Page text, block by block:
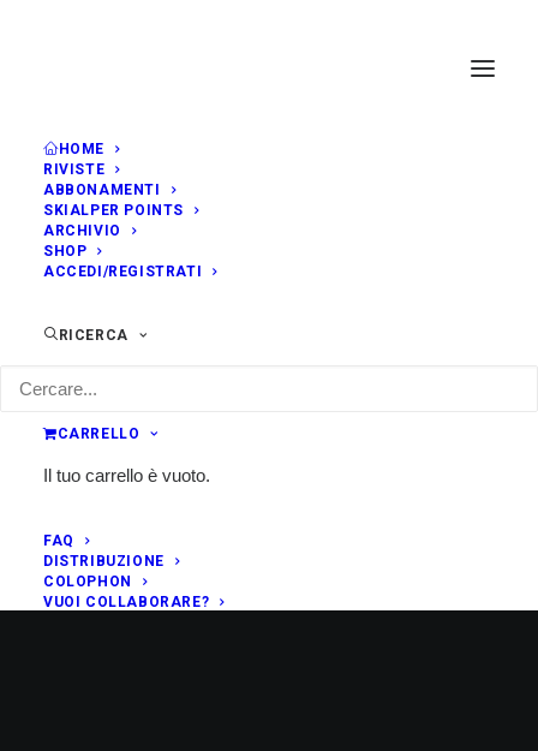
HOME
RIVISTE
ABBONAMENTI
SKIALPER POINTS
ARCHIVIO
SHOP
ACCEDI/REGISTRATI
RICERCA
CARRELLO
Il tuo carrello è vuoto.
FAQ
DISTRIBUZIONE
COLOPHON
VUOI COLLABORARE?